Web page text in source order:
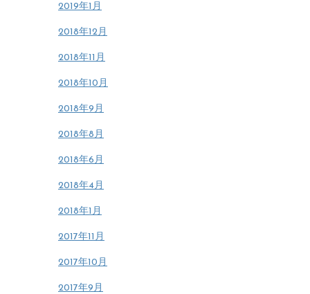
2019年1月
2018年12月
2018年11月
2018年10月
2018年9月
2018年8月
2018年6月
2018年4月
2018年1月
2017年11月
2017年10月
2017年9月